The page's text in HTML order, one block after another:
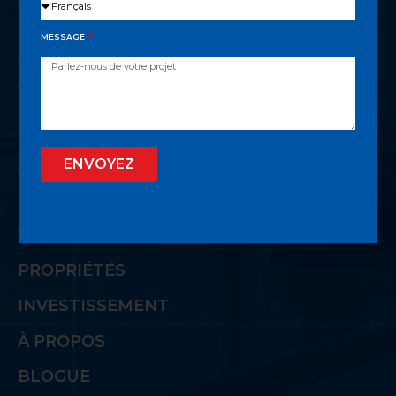
d’acheteurs
Vidéos informatives sur les nombreuses
facettes de l’immobilier
LIENS UTILES
ACCUEIL
VENDRE
PROPRIÉTÉS
INVESTISSEMENT
À PROPOS
BLOGUE
MESSAGE
ENVOYEZ